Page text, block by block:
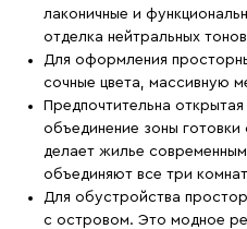
лаконичные и
отделка нейтральных
Для оформления
сочные цвета, массивную
Предпочтительна
объединение зоны
делает жилье
объединяют все три
Для обустройства
с островом. Это модное